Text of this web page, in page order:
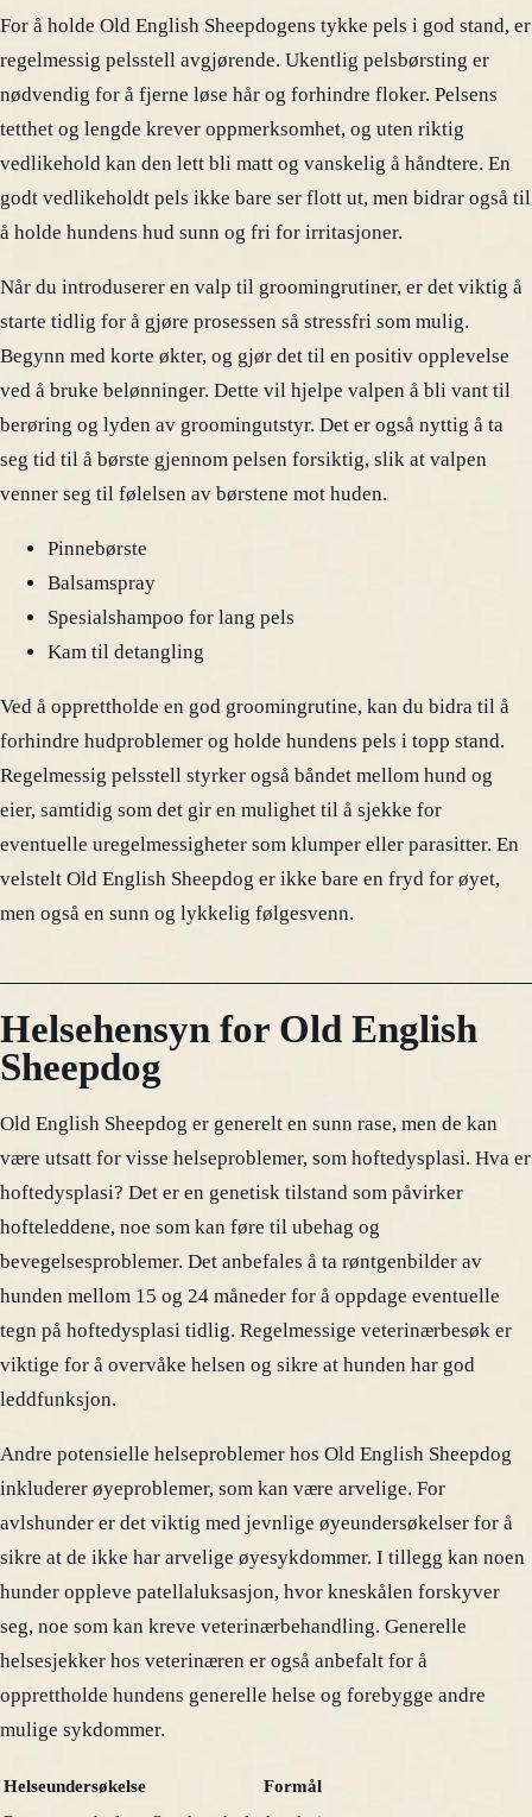
For å holde Old English Sheepdogens tykke pels i god stand, er
regelmessig pelsstell avgjørende. Ukentlig pelsbørsting er
nødvendig for å fjerne løse hår og forhindre floker. Pelsens
tetthet og lengde krever oppmerksomhet, og uten riktig
vedlikehold kan den lett bli matt og vanskelig å håndtere. En
godt vedlikeholdt pels ikke bare ser flott ut, men bidrar også til
å holde hundens hud sunn og fri for irritasjoner.
Når du introduserer en valp til groomingrutiner, er det viktig å
starte tidlig for å gjøre prosessen så stressfri som mulig.
Begynn med korte økter, og gjør det til en positiv opplevelse
ved å bruke belønninger. Dette vil hjelpe valpen å bli vant til
berøring og lyden av groomingutstyr. Det er også nyttig å ta
seg tid til å børste gjennom pelsen forsiktig, slik at valpen
venner seg til følelsen av børstene mot huden.
Pinnebørste
Balsamspray
Spesialshampoo for lang pels
Kam til detangling
Ved å opprettholde en god groomingrutine, kan du bidra til å
forhindre hudproblemer og holde hundens pels i topp stand.
Regelmessig pelsstell styrker også båndet mellom hund og
eier, samtidig som det gir en mulighet til å sjekke for
eventuelle uregelmessigheter som klumper eller parasitter. En
velstelt Old English Sheepdog er ikke bare en fryd for øyet,
men også en sunn og lykkelig følgesvenn.
Helsehensyn for Old English
Sheepdog
Old English Sheepdog er generelt en sunn rase, men de kan
være utsatt for visse helseproblemer, som hoftedysplasi. Hva er
hoftedysplasi? Det er en genetisk tilstand som påvirker
hofteleddene, noe som kan føre til ubehag og
bevegelsesproblemer. Det anbefales å ta røntgenbilder av
hunden mellom 15 og 24 måneder for å oppdage eventuelle
tegn på hoftedysplasi tidlig. Regelmessige veterinærbesøk er
viktige for å overvåke helsen og sikre at hunden har god
leddfunksjon.
Andre potensielle helseproblemer hos Old English Sheepdog
inkluderer øyeproblemer, som kan være arvelige. For
avlshunder er det viktig med jevnlige øyeundersøkelser for å
sikre at de ikke har arvelige øyesykdommer. I tillegg kan noen
hunder oppleve patellaluksasjon, hvor kneskålen forskyver
seg, noe som kan kreve veterinærbehandling. Generelle
helsesjekker hos veterinæren er også anbefalt for å
opprettholde hundens generelle helse og forebygge andre
mulige sykdommer.
Helseundersøkelse
Formål